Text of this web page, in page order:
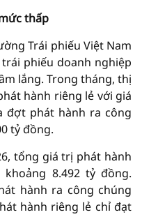
thấp
Trái phiếu Việt Nam
phiếu doanh nghiệp
lắng. Trong tháng, thị
hành riêng lẻ với giá
đợt phát hành ra công
tỷ đồng.
tổng giá trị phát hành
8.492 tỷ đồng.
hành ra công chúng
hành riêng lẻ chỉ đạt